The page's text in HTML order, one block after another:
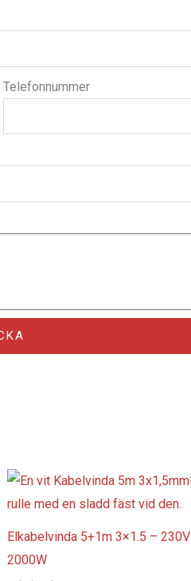
Telefonnummer
Elkabelvinda 5+1m 3×1.5 – 230V
2000W